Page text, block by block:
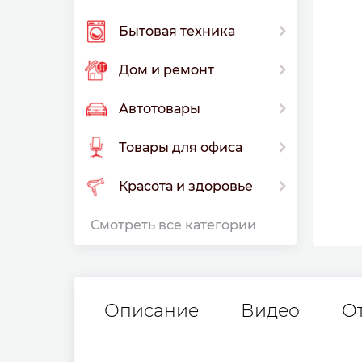
Бытовая техника
Дом и ремонт
Автотовары
Товары для офиса
Красота и здоровье
Смотреть все категории
Описание Видео